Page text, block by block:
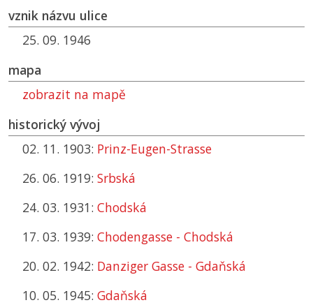
vznik názvu ulice
25. 09. 1946
mapa
zobrazit na mapě
historický vývoj
02. 11. 1903: Prinz-Eugen-Strasse
26. 06. 1919: Srbská
24. 03. 1931: Chodská
17. 03. 1939: Chodengasse - Chodská
20. 02. 1942: Danziger Gasse - Gdaňská
10. 05. 1945: Gdaňská